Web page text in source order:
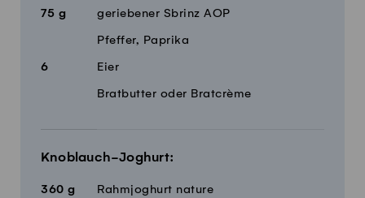
75 g geriebener Sbrinz AOP
Pfeffer, Paprika
6 Eier
Bratbutter oder Bratcrème
Knoblauch-Joghurt:
360 g Rahmjoghurt nature